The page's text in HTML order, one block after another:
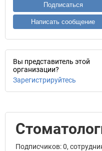
Подписаться
Написать сообщение
Вы представитель этой
организации?
Зарегистрируйтесь
Подписчиков: 0,